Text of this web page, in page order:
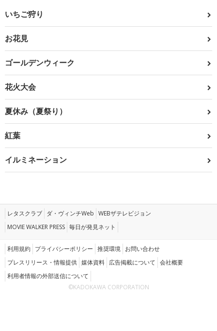
いちご狩り
お花見
ゴールデンウィーク
花火大会
夏休み（夏祭り）
紅葉
イルミネーション
レタスクラブ ダ・ヴィンチWeb WEBザテレビジョン
MOVIE WALKER PRESS 毎日が発見ネット
利用規約 プライバシーポリシー 推奨環境 お問い合わせ
プレスリリース・情報提供 媒体資料 広告掲載について 会社概要
利用者情報の外部送信について
©KADOKAWA CORPORATION